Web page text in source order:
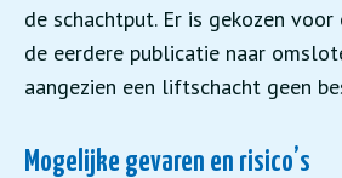
de schachtput. Er is gekozen voor
de eerdere publicatie naar
aangezien een liftschacht geen
Mogelijke gevaren en risico’s